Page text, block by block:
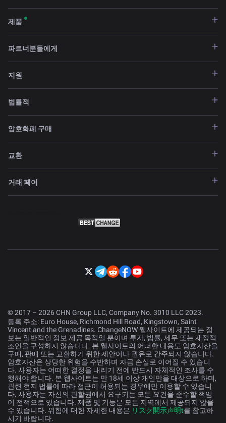
제품
파트너분들에게
지원
법률적
암호화폐 구매
교환
거래 페어
© 2017 – 2026 CHN Group LLC, Company No. 3010 LLC 2023.
등록 주소: Euro House, Richmond Hill Road, Kingstown, Saint
Vincent and the Grenadines. ChangeNOW 웹사이트에 제공되는 정
보는 일반적인 정보 제공 목적일 뿐이며 투자, 법률, 세무 또는 재정적
조언을 구성하지 않습니다. 본 웹사이트의 어떠한 내용도 암호자산을
구매, 판매 또는 교환하기 위한 제안이나 권유로 간주되지 않습니다.
암호자산은 상당한 위험을 수반하며 자금 손실로 이어질 수 있습니
다. 사용자는 어떠한 결정을 내리기 전에 반드시 자체적인 조사를 수
행해야 합니다. 본 웹사이트는 만 18세 이상 개인만을 대상으로 하며,
관련 현지 법률에 따라 접근이 허용되는 경우에만 이용할 수 있습니
다. 사용자는 자신의 관할권에서 요구되는 모든 요건을 준수할 책임
이 전적으로 있습니다. 제품 및 기능은 모든 지역에서 제공되지 않을
수 있습니다. 위험에 대한 자세한 내용은 リスク開示声明t를 참고하
시기 바랍니다.